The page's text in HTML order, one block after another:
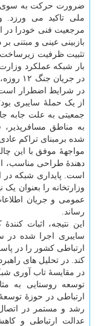
ضرورت حرکت به سوی
ملی تاکید می ورزد.
مرجعیت فنی خودرا در
بازبینی عینی و مبتنی
تثبیت ظرفیت زیرساخت
بار شبکه عملکرد
در
در شرایط اضطرار است.
از یک حملهٔ سایبری
جمعیتی به علت جابه
به مناطق
شده برمبنای تراکم
مواجههٔ موفق با این
دهندهٔ طراحی مناسب،
است. پایداری شبکه
وزارتخانه را بعنوان
عمومی و جریان
رساند.
این نتیجه، اثبات
سایبری اجرا شده
ارتباطی کشور را در
کند. در تحلیل های
در مقایسهٔ تاب آوری
توسعه روستایی به
ارتباطی در حوزهٔ
رشد و مستمر در
عدالت ارتباطی و